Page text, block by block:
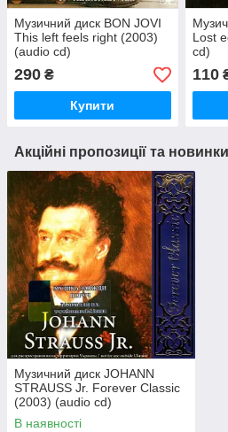
Музичний диск BON JOVI
This left feels right (2003)
(audio cd)
290 ₴
Купити
Lost
cd)
110
Акційні пропозиції та новинки
Музичний диск JOHANN
STRAUSS Jr. Forever Classic
(2003) (audio cd)
В наявності